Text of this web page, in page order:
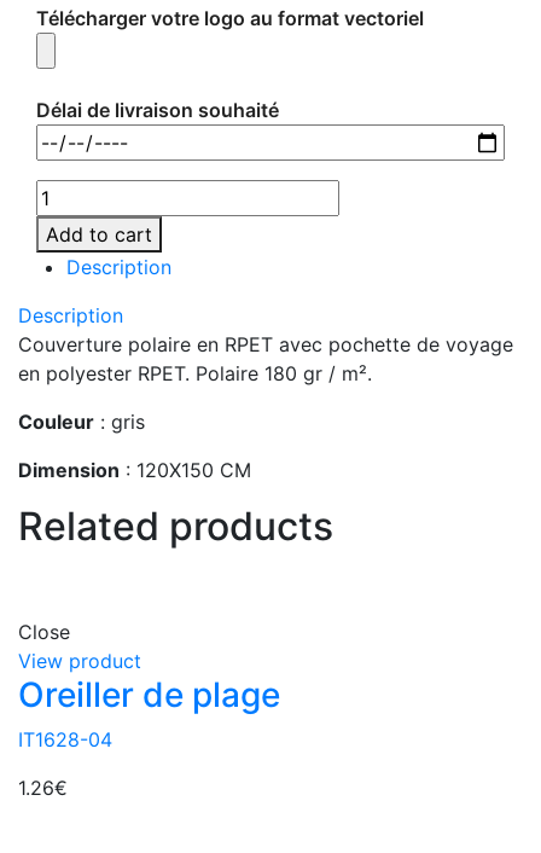
Télécharger votre logo au format vectoriel
Délai de livraison souhaité
MO9935-
07
quantity
Add to cart
Description
Description
Couverture polaire en RPET avec pochette de voyage
en polyester RPET. Polaire 180 gr / m².
Couleur : gris
Dimension : 120X150 CM
Related products
Close
View product
Oreiller de plage
IT1628-04
1.26€